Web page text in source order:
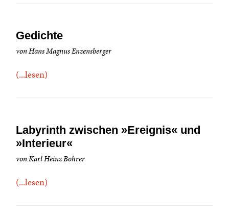
Gedichte
von Hans Magnus Enzensberger
(...lesen)
Labyrinth zwischen »Ereignis« und
»Interieur«
von Karl Heinz Bohrer
(...lesen)